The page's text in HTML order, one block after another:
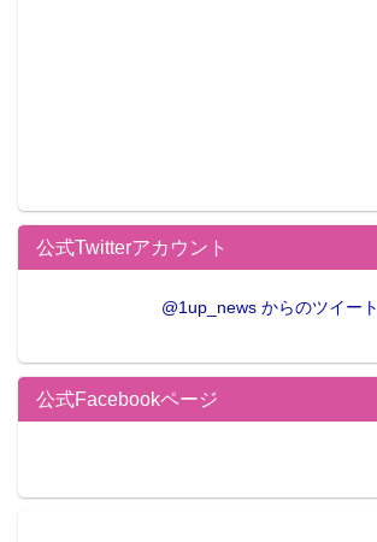
公式Twitterアカウント
@1up_news からのツイート
公式Facebookページ